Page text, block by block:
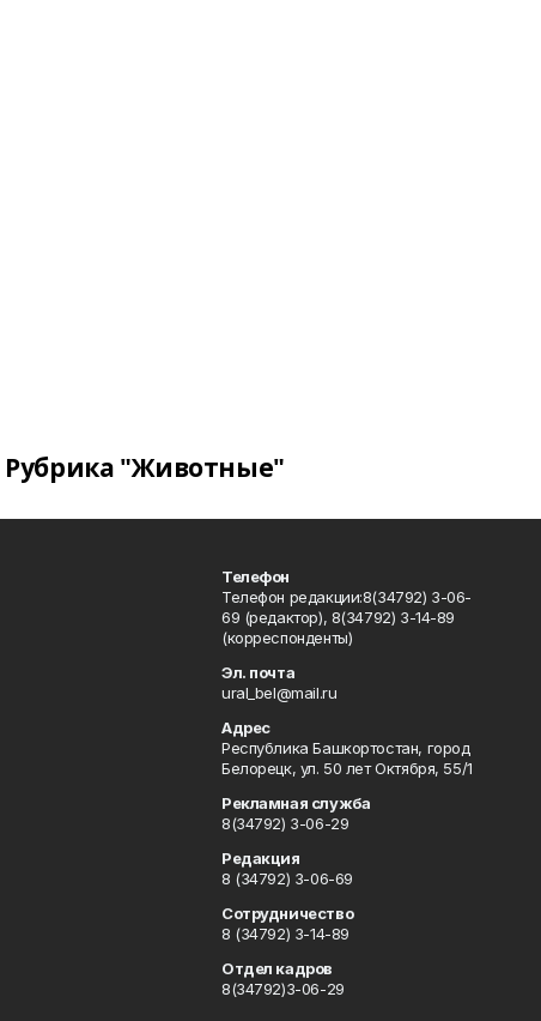
Рубрика "Животные"
Телефон
Телефон редакции:8(34792) 3-06-
69 (редактор), 8(34792) 3-14-89
(корреспонденты)
Эл. почта
ural_bel@mail.ru
Адрес
Республика Башкортостан, город
Белорецк, ул. 50 лет Октября, 55/1
Рекламная служба
8(34792) 3-06-29
Редакция
8 (34792) 3-06-69
Сотрудничество
8 (34792) 3-14-89
Отдел кадров
8(34792)3-06-29